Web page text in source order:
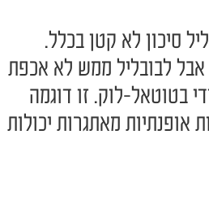
סיכון לא קטן בכלל.
לבובליל ממש לא אכפת
בטוטאל-לוק. זו דוגמה
אופנתיות מאתגרות יכולות